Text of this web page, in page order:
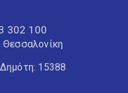
302 100
15388